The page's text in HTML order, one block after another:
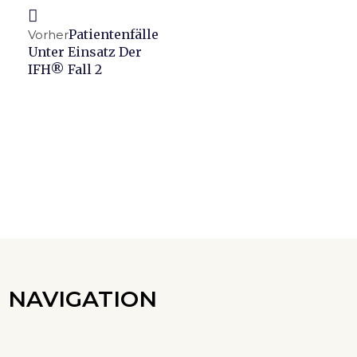
VorherPatientenfälle
Unter Einsatz Der
IFH® Fall 2
NAVIGATION